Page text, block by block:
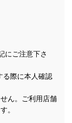
にご注意下さ
る際に本人確認
ん。ご利用店舗
。